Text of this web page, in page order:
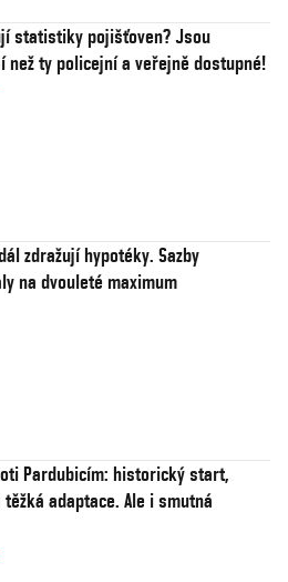
statistiky pojišťoven? Jsou
než ty policejní a veřejně dostupné!
zdražují hypotéky. Sazby
na dvouleté maximum
Pardubicím: historický start,
adaptace. Ale i smutná